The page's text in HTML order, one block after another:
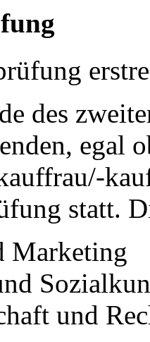
des
egal
statt.
Marketing
und